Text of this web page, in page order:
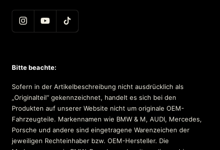
Bitte beachte:
Sofern in der Artikelbeschreibung nicht ausdrücklich als
„Originalteil“ gekennzeichnet, handelt es sich bei den
Produkten auf unserer Website nicht um originale OEM-
Fahrzeugteile. Markennamen wie BMW & M, AUDI, Mercedes,
Porsche und andere sind eingetragene Warenzeichen der
jeweiligen Rechteinhaber bzw. OEM-Hersteller. Die